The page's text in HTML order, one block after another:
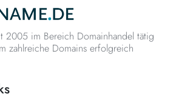
2005 im Bereich Domainhandel tätig
zahlreiche Domains erfolgreich